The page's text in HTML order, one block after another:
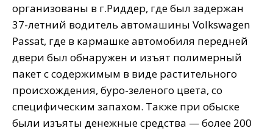
организованы в г.Риддер, где был задержан
37-летний водитель автомашины Volkswagen
Passat, где в кармашке автомобиля передней
двери был обнаружен и изъят полимерный
пакет с содержимым в виде растительного
происхождения, буро-зеленого цвета, со
специфическим запахом. Также при обыске
были изъяты денежные средства — более 200